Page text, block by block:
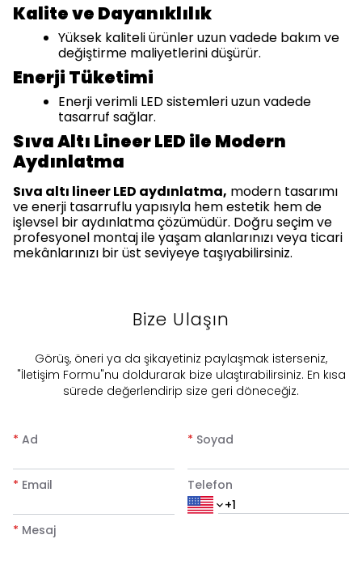
Kalite ve Dayanıklılık
Yüksek kaliteli ürünler uzun vadede bakım ve
değiştirme maliyetlerini düşürür.
Enerji Tüketimi
Enerji verimli LED sistemleri uzun vadede
tasarruf sağlar.
Sıva Altı Lineer LED ile Modern
Aydınlatma
Sıva altı lineer LED aydınlatma, modern tasarımı
ve enerji tasarruflu yapısıyla hem estetik hem de
işlevsel bir aydınlatma çözümüdür. Doğru seçim ve
profesyonel montaj ile yaşam alanlarınızı veya ticari
mekânlarınızı bir üst seviyeye taşıyabilirsiniz.
Bize Ulaşın
​Görüş, öneri ya da şikayetiniz paylaşmak isterseniz,
"İletişim Formu"nu doldurarak bize ulaştırabilirsiniz. En kısa
sürede değerlendirip size geri döneceğiz.
* Ad * Soyad
* Email Telefon
* Mesaj